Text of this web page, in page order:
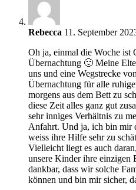
Rebecca 11. September
Oh ja, einmal die Woche ist
Übernachtung 🙂 Meine
uns und eine Wegstrecke
Übernachtung für alle
morgens aus dem Bett zu
diese Zeit alles ganz gut
sehr inniges Verhältnis zu
Anfahrt. Und ja, ich bin mir
weiss ihre Hilfe sehr zu
Vielleicht liegt es auch
unsere Kinder ihre einzigen
dankbar, dass wir solche
können und bin mir sicher,